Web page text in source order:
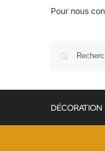
Pour nous
DÉCORATION